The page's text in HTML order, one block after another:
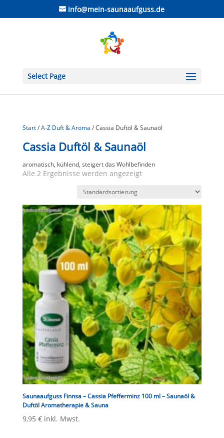
info@mein-saunaaufguss.de
Select Page
Start/A-Z Duft & Aroma / Cassia Duftöl & Saunaöl
Cassia Duftöl & Saunaöl
aromatisch, kühlend, steigert das Wohlbefinden
Alle 2 Ergebnisse werden angezeigt
Saunaaufguss Finnsa – Cassia Pfefferminz 100 ml – Saunaöl &
Duftöl Aromatherapie & Sauna
9,95 € inkl. Mwst.